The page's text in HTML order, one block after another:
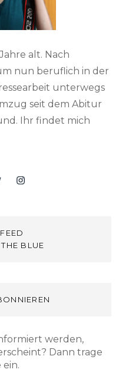
alt. Nach
nun beruflich in der
unterwegs
seit dem Abitur
Ihr findet mich
Insta
FEED
BLUE
werden,
Dann trage
ein.